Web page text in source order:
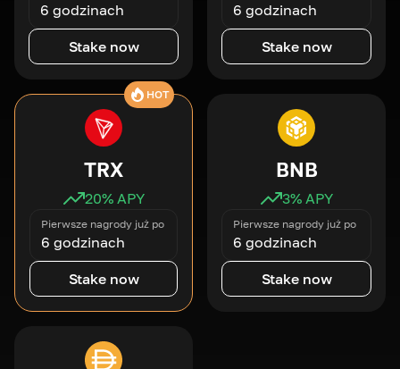
6 godzinach
Stake now
6 godzinach
Stake now
HOT
TRX
20% APY
Pierwsze nagrody już po
6 godzinach
Stake now
BNB
3% APY
Pierwsze nagrody już po
6 godzinach
Stake now